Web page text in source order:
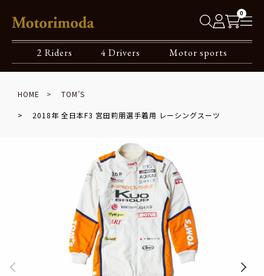
0
2 Riders 4 Drivers Motor sports
HOME TOM’S
2018年 全日本F3 宮田莉朋選手着用 レーシングスーツ